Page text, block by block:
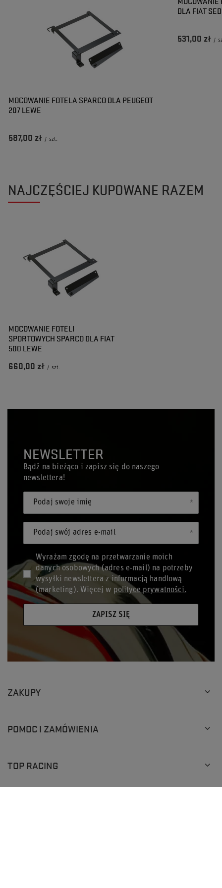
MOCOWANIE FOTELA SPARCO DLA PEUGEOT
207 LEWE
587,00 zł / szt.
DLA FIAT
531,00 zł /
NAJCZĘŚCIEJ KUPOWANE RAZEM
MOCOWANIE FOTELI
SPORTOWYCH SPARCO DLA FIAT
500 LEWE
660,00 zł / szt.
NEWSLETTER
Bądź na bieżąco i zapisz się do naszego
newslettera!
Podaj swoje imię
Podaj swój adres e-mail
Wyrażam zgodę na przetwarzanie moich
danych osobowych (adres e-mail) na potrzeby
wysyłki newslettera z informacją handlową
(marketing). Więcej w polityce prywatności.
ZAPISZ SIĘ
ZAKUPY
POMOC I ZAMÓWIENIA
TOP RACING